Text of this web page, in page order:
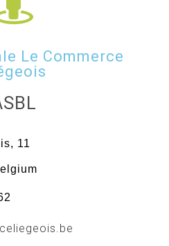
Le Commerce
11